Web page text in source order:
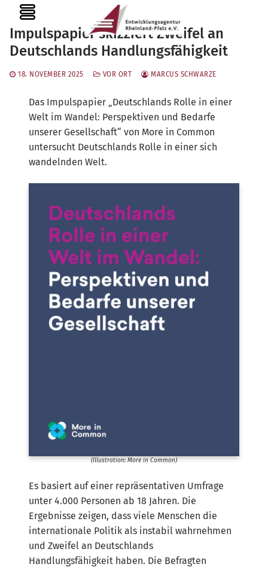
Inhalt
springen
Impulspapier skizziert Zweifel an
Deutschlands Handlungsfähigkeit
18. NOVEMBER 2025 VOR ORT MARCUS SCHWARZE
Das Impulspapier „Deutschlands Rolle in einer
Welt im Wandel: Perspektiven und Bedarfe
unserer Gesellschaft“ von More in Common
untersucht Deutschlands Rolle in einer sich
wandelnden Welt.
(Illustration: More in Common)
Es basiert auf einer repräsentativen Umfrage
unter 4.000 Personen ab 18 Jahren. Die
Ergebnisse zeigen, dass viele Menschen die
internationale Politik als instabil wahrnehmen
und Zweifel an Deutschlands
Handlungsfähigkeit haben. Die Befragten